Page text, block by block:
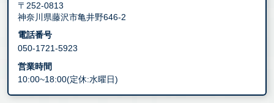
〒252-0813
神奈川県藤沢市亀井野646-2
電話番号
050-1721-5923
営業時間
10:00~18:00(定休:水曜日)